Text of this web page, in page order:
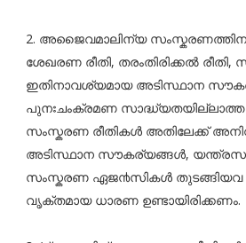
2. അജൈവമാലിന്യ
ശേഖരണ രീതി, തരംതിരിക്കൽ
ഇതിനാവശ്യമായ അടിസ്ഥാന
പുനഃചംക്രമണ
സംസ്കരണ രീതികൾ അതിലേക്ക്
അടിസ്ഥാന സൗകര്യങ്ങൾ,
സംസ്കരണ ഏജ൯സികൾ തുടങ്ങിയവ
വൃക്തമായ ധാരണ ഉണ്ടായിരിക്കണം.